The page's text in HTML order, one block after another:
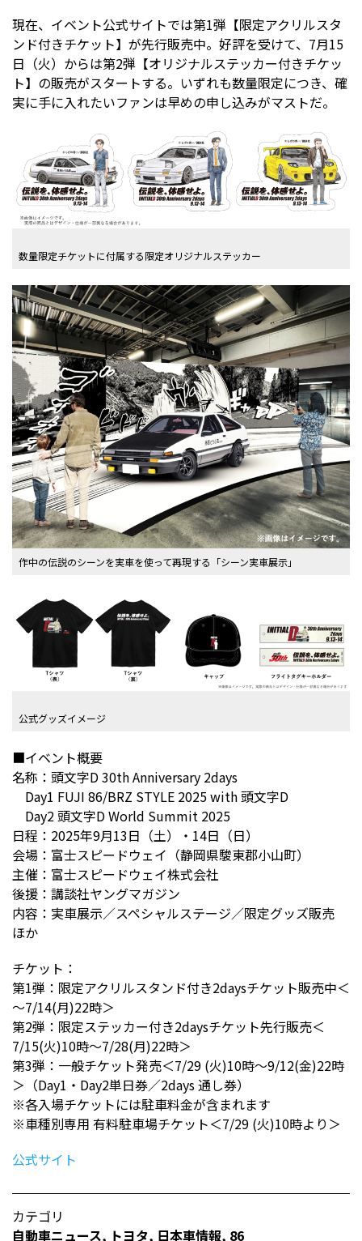
現在、イベント公式サイトでは第1弾【限定アクリルスタ
ンド付きチケット】が先行販売中。好評を受けて、7月15
日（火）からは第2弾【オリジナルステッカー付きチケッ
ト】の販売がスタートする。いずれも数量限定につき、確
実に手に入れたいファンは早めの申し込みがマストだ。
数量限定チケットに付属する限定オリジナルステッカー
作中の伝説のシーンを実車を使って再現する「シーン実車展示」
公式グッズイメージ
■イベント概要
名称：頭文字D 30th Anniversary 2days
Day1 FUJI 86/BRZ STYLE 2025 with 頭文字D
Day2 頭文字D World Summit 2025
日程：2025年9月13日（土）・14日（日）
会場：富士スピードウェイ（静岡県駿東郡小山町）
主催：富士スピードウェイ株式会社
後援：講談社ヤングマガジン
内容：実車展示／スペシャルステージ／限定グッズ販売
ほか
チケット：
第1弾：限定アクリルスタンド付き2daysチケット販売中＜
～7/14(月)22時＞
第2弾：限定ステッカー付き2daysチケット先行販売＜
7/15(火)10時～7/28(月)22時＞
第3弾：一般チケット発売＜7/29 (火)10時～9/12(金)22時
＞（Day1・Day2単日券／2days 通し券）
※各入場チケットには駐車料金が含まれます
※車種別専用 有料駐車場チケット＜7/29 (火)10時より＞
公式サイト
カテゴリ
自動車ニュース, トヨタ, 日本車情報​, 86